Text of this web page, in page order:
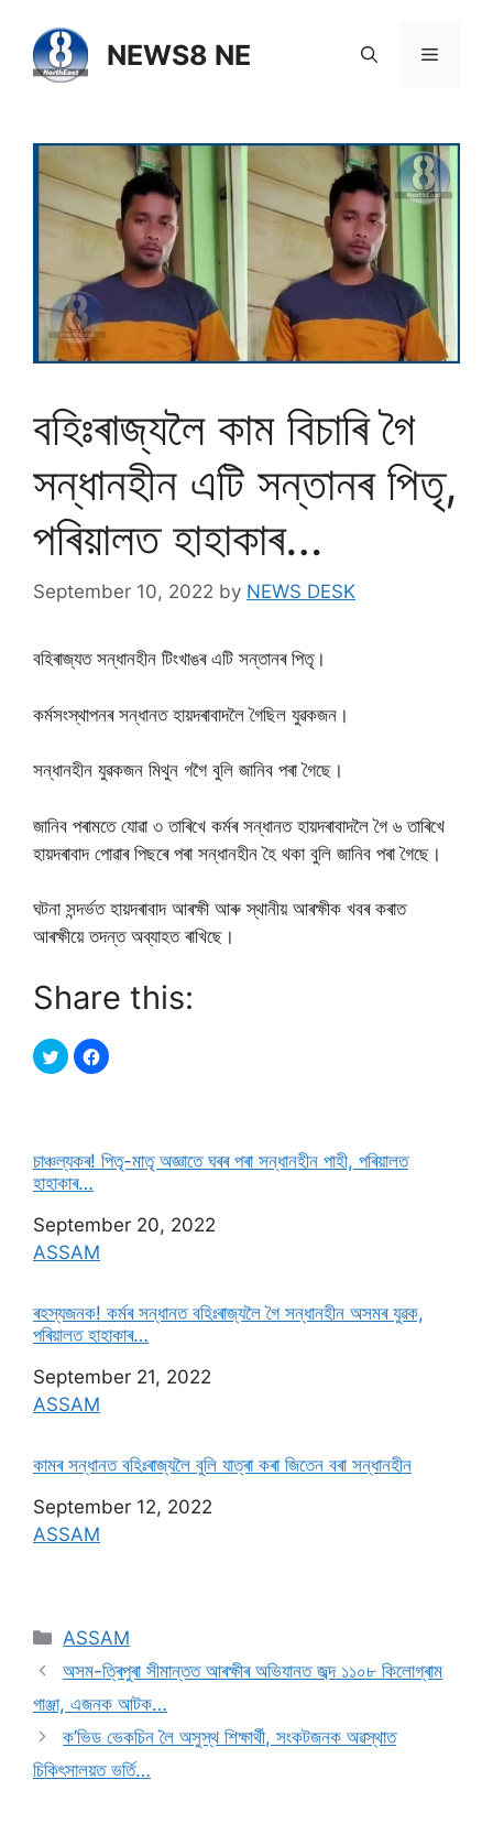
NEWS8 NE
বহিঃৰাজ্যলৈ কাম বিচাৰি গৈ
সন্ধানহীন এটি সন্তানৰ পিতৃ,
পৰিয়ালত হাহাকাৰ…
September 10, 2022 by NEWS DESK
বহিৰাজ্যত সন্ধানহীন টিংখাঙৰ এটি সন্তানৰ পিতৃ।
কৰ্মসংস্থাপনৰ সন্ধানত হায়দৰাবাদলৈ গৈছিল যুৱকজন।
সন্ধানহীন যুৱকজন মিথুন গগৈ বুলি জানিব পৰা গৈছে।
জানিব পৰামতে যোৱা ৩ তাৰিখে কৰ্মৰ সন্ধানত হায়দৰাবাদলৈ গৈ ৬ তাৰিখে
হায়দৰাবাদ পোৱাৰ পিছৰে পৰা সন্ধানহীন হৈ থকা বুলি জানিব পৰা গৈছে।
ঘটনা সন্দৰ্ভত হায়দৰাবাদ আৰক্ষী আৰু স্থানীয় আৰক্ষীক খবৰ কৰাত
আৰক্ষীয়ে তদন্ত অব্যাহত ৰাখিছে।
Share this:
চাঞ্চল্যকৰ! পিতৃ-মাতৃ অজ্ঞাতে ঘৰৰ পৰা সন্ধানহীন পাহী, পৰিয়ালত
হাহাকাৰ…
Date
September 20, 2022
In relation to
ASSAM
ৰহস্যজনক! কৰ্মৰ সন্ধানত বহিঃৰাজ্যলৈ গৈ সন্ধানহীন অসমৰ যুৱক,
পৰিয়ালত হাহাকাৰ…
Date
September 21, 2022
In relation to
ASSAM
কামৰ সন্ধানত বহিঃৰাজ্যলৈ বুলি যাত্ৰা কৰা জিতেন বৰা সন্ধানহীন
Date
September 12, 2022
In relation to
ASSAM
ASSAM
অসম-ত্ৰিপুৰা সীমান্তত আৰক্ষীৰ অভিযানত জব্দ ১১০৮ কিলোগ্ৰাম
গাঞ্জা, এজনক আটক…
ক’ভিড ভেকচিন লৈ অসুস্থ শিক্ষাৰ্থী, সংকটজনক অৱস্থাত
চিকিৎসালয়ত ভৰ্তি…